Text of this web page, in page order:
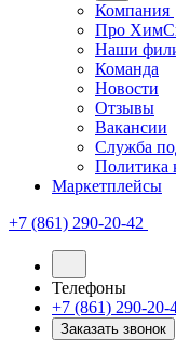
Компания
Про
Наши
Команда
Новости
Отзывы
Вакансии
Служба
Политика
Маркетплейсы
+7 (861) 290-20-42
Телефоны
+7 (861) 290-20-
Заказать звонок